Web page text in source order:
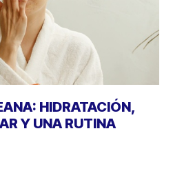
HIDRATACIÓN,
Y UNA RUTINA